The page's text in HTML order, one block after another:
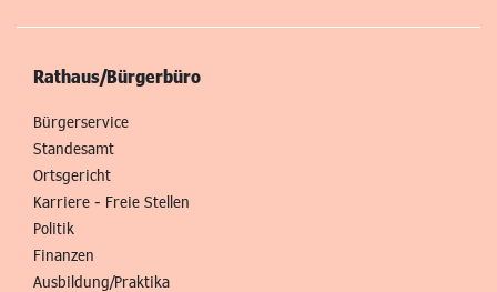
Rathaus/Bürgerbüro
Bürgerservice
Standesamt
Ortsgericht
Karriere - Freie Stellen
Politik
Finanzen
Ausbildung/Praktika